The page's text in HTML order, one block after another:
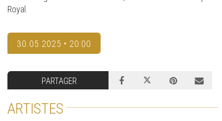
Royal.
30.05.2025 • 20:00
PARTAGER
ARTISTES